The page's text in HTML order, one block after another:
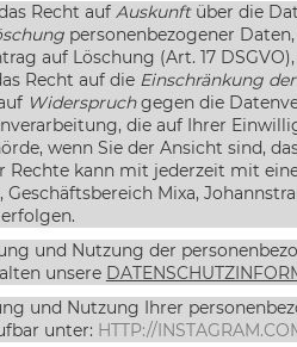
Recht auf Auskunftüber die
personenbezogener
auf Löschung (Art. 17
Recht auf die Einschränkung
Widerspruchgegen die
die auf Ihrer
wenn Sie der Ansicht sind,
Rechte kann mit jederzeit mit
Geschäftsbereich Mixa,
und Nutzung der
unsere
und Nutzung Ihrer
unter: HTTP://